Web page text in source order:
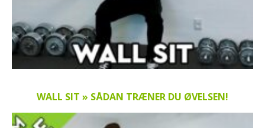
WALL SIT » SÅDAN TRÆNER DU ØVELSEN!